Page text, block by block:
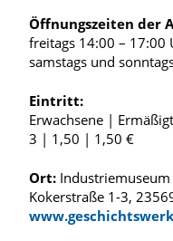
Öffnungszeiten der
freitags 14:00 – 17:00
samstags und
Eintritt:
Erwachsene |
3 | 1,50 | 1,50 €
Ort:
Kokerstraße 1-3,